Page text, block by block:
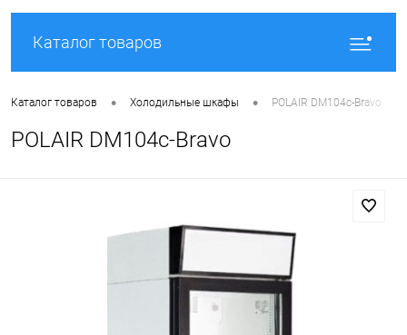
Каталог товаров
Каталог товаров • Холодильные шкафы • POLAIR DM104c-Bravo
POLAIR DM104c-Bravo